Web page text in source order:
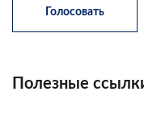
Полезные